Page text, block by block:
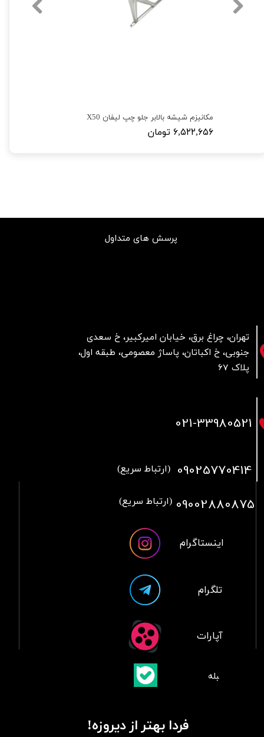
مکانیزم شیشه بالابر جلو چپ لیفان X50
۶,۵۲۲,۶۵۶ تومان
تهران، چراغ برق، خیابان امیرکبیر، خ سعدی
جنوبی، خ اکباتان، پاساژ معصومی، طبقه اول،
پلاک 67
پرسش های متداول
021-33980521
09025770414 (ارتباط سریع)
09002880875 (ارتباط سریع)
فردا بهتر از دیروزه!
آپارات
تلگرام
اینستاگرام
​بلبله​​​​​​​بله